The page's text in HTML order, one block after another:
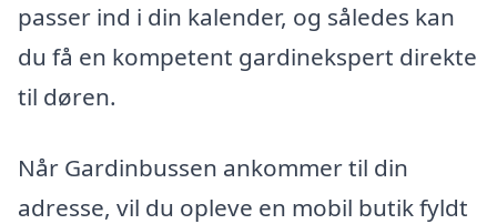
passer ind i din kalender, og således kan
du få en kompetent gardinekspert direkte
til døren.
Når Gardinbussen ankommer til din
adresse, vil du opleve en mobil butik fyldt